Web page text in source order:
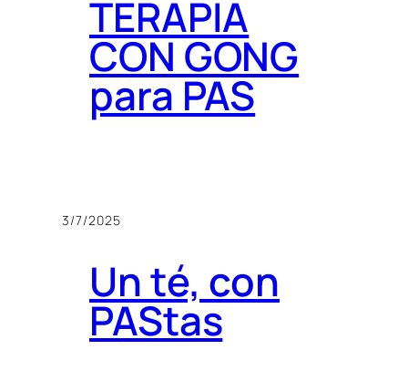
TERAPIA
CON GONG
para PAS
3/7/2025
Un té, con
PAStas